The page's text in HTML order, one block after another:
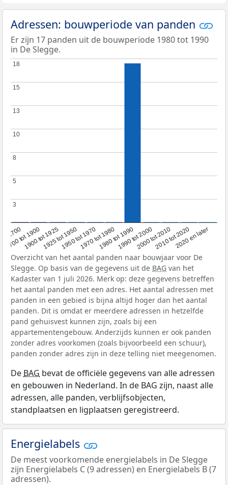
Adressen: bouwperiode van panden
Er zijn 17 panden uit de bouwperiode 1980 tot 1990
in De Slegge.
1700
1700 tot 1900
1900 tot 19251925 tot 19501950 tot 19701970 tot 19801980 tot 19901990 tot 20002000 tot 20102010 tot 20202020 en later
3
3
5
5
8
8
10
10
13
13
15
15
18
18
Overzicht van het aantal panden naar bouwjaar voor De
Slegge. Op basis van de gegevens uit de BAG van het
Kadaster van 1 juli 2026. Merk op: deze gegevens betreffen
het aantal panden met een adres. Het aantal adressen met
panden in een gebied is bijna altijd hoger dan het aantal
panden. Dit is omdat er meerdere adressen in hetzelfde
pand gehuisvest kunnen zijn, zoals bij een
appartementengebouw. Anderzijds kunnen er ook panden
zonder adres voorkomen (zoals bijvoorbeeld een schuur),
panden zonder adres zijn in deze telling niet meegenomen.
De BAG bevat de officiële gegevens van alle adressen
en gebouwen in Nederland. In de BAG zijn, naast alle
adressen, alle panden, verblijfsobjecten,
standplaatsen en ligplaatsen geregistreerd.
Energielabels
De meest voorkomende energielabels in De Slegge
zijn Energielabels C (9 adressen) en Energielabels B (7
adressen).